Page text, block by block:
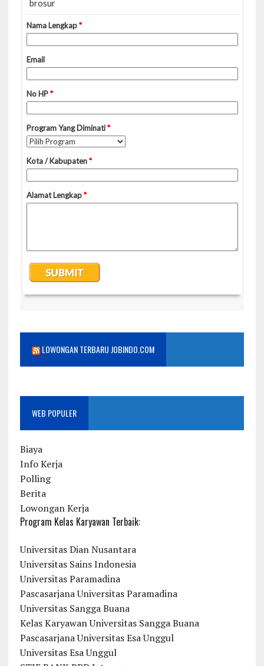
LOWONGAN TERBARU JOBINDO.COM
WEB POPULER
Biaya
Info Kerja
Polling
Berita
Lowongan Kerja
Program Kelas Karyawan Terbaik:
Universitas Dian Nusantara
Universitas Sains Indonesia
Universitas Paramadina
Pascasarjana Universitas Paramadina
Universitas Sangga Buana
Kelas Karyawan Universitas Sangga Buana
Pascasarjana Universitas Esa Unggul
Universitas Esa Unggul